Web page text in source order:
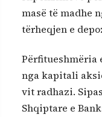
masë të madhe
tërheqjen e
Përfitueshmëria
nga kapitali
vit radhazi.
Shqiptare e